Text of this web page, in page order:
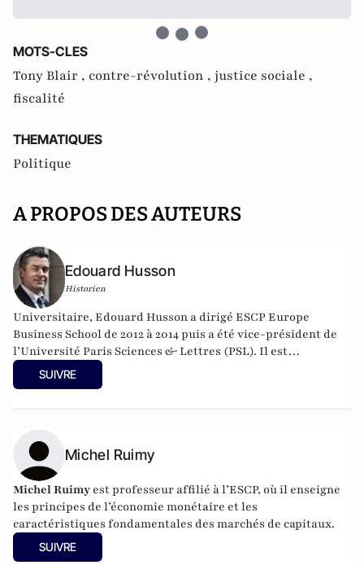
MOTS-CLES
Tony Blair , contre-révolution , justice sociale ,
fiscalité
THEMATIQUES
Politique
A PROPOS DES AUTEURS
Edouard Husson
Historien
Universitaire, Edouard Husson a dirigé ESCP Europe
Business School de 2012 à 2014puis a été vice-président de
l’Université Paris Sciences & Lettres (PSL). Il est
actuellement professeur à l’Institut Franco-Allemand
d’Etudes Européennes (à l’Université de Cergy-Pontoise).
d’ouvrages et de nombreux articles sur l’histoire de
l’Allemagne depuis la Révolution française, l’histoire des
mondialisations, l’histoire de la monnaie, l’histoire du
nazisme et des autres violences de masse au XXème siècle
ou l’histoire des relations internationales et des conflits
contemporains. Il écrit en ce moment une biographie de
Benjamin Disraëli.
SUIVRE
Michel Ruimy
Michel Ruimy est professeur affilié à l’ESCP, où il enseigne
les principes de l’économie monétaire et les
caractéristiques fondamentales des marchés de capitaux.
SUIVRE